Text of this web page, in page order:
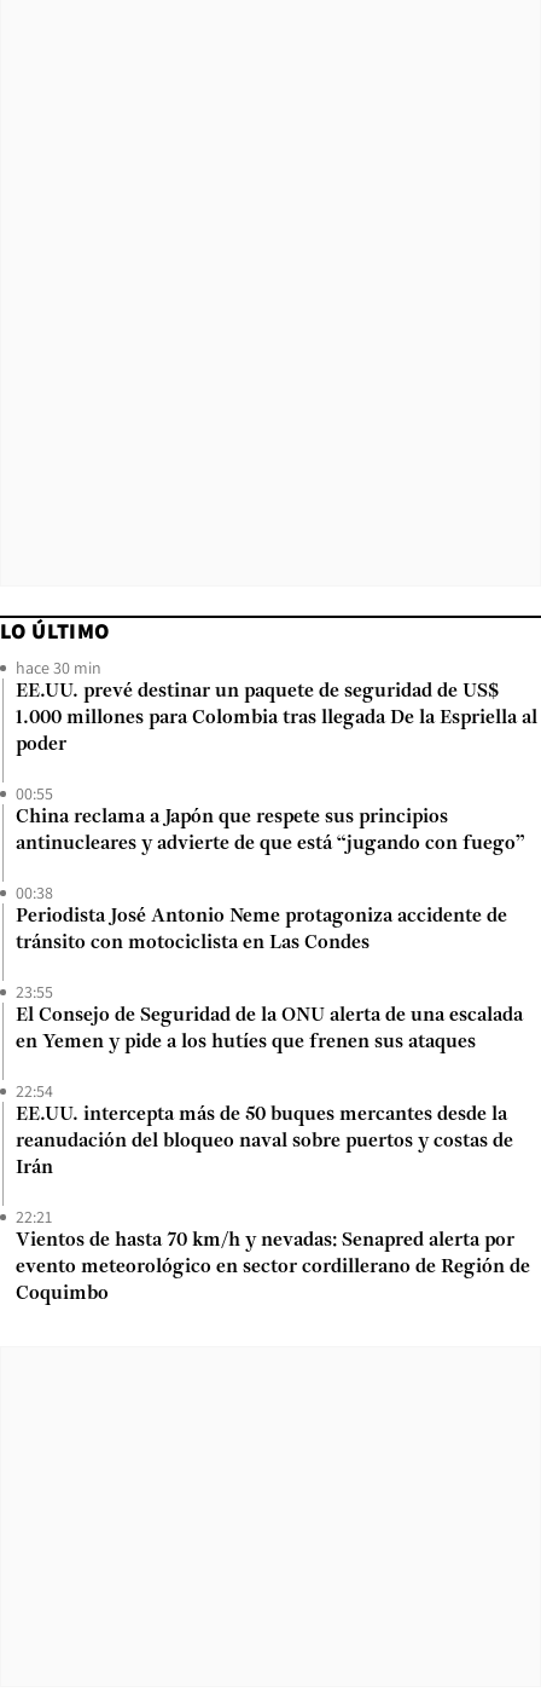
LO ÚLTIMO
hace 30 min
EE.UU. prevé destinar un paquete de seguridad de US$
1.000 millones para Colombia tras llegada De la Espriella al
poder
00:55
China reclama a Japón que respete sus principios
antinucleares y advierte de que está “jugando con fuego”
00:38
Periodista José Antonio Neme protagoniza accidente de
tránsito con motociclista en Las Condes
23:55
El Consejo de Seguridad de la ONU alerta de una escalada
en Yemen y pide a los hutíes que frenen sus ataques
22:54
EE.UU. intercepta más de 50 buques mercantes desde la
reanudación del bloqueo naval sobre puertos y costas de
Irán
22:21
Vientos de hasta 70 km/h y nevadas: Senapred alerta por
evento meteorológico en sector cordillerano de Región de
Coquimbo